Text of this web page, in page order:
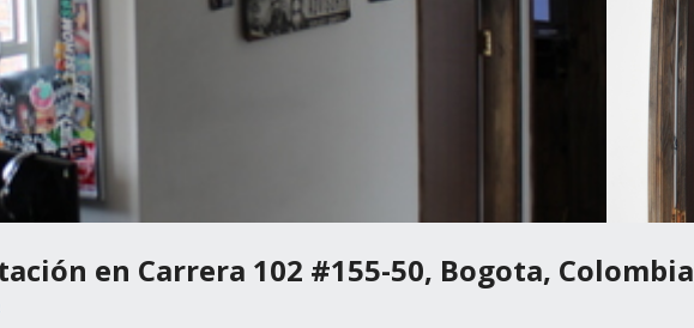
en Carrera 102 #155-50, Bogota, Colombia